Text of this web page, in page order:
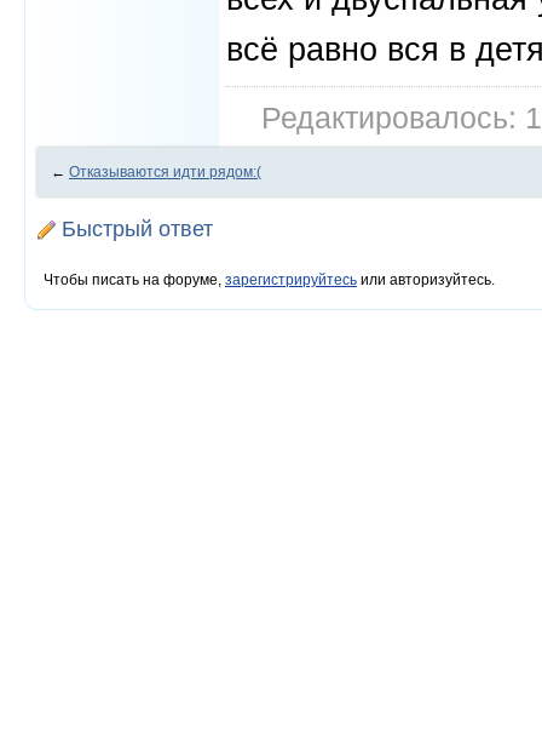
всё равно вся в
Редактировалось:
← Отказываются идти рядом:(
Быстрый ответ
Чтобы писать на форуме, зарегистрируйтесь или авторизуйтесь.